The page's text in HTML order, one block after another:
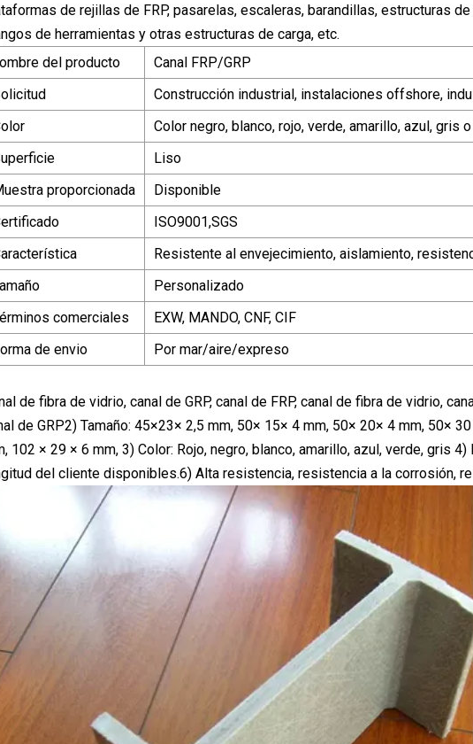
de rejillas de FRP, pasarelas, escaleras, barandillas, estructuras
de herramientas y otras estructuras de carga, etc.
del producto
Canal FRP/GRP
Construcción industrial, instalaciones offshore,
Color negro, blanco, rojo, verde, amarillo, azul, gris
Liso
proporcionada
Disponible
ISO9001,SGS
Resistente al envejecimiento, aislamiento,
Personalizado
comerciales
EXW, MANDO, CNF, CIF
de envio
Por mar/aire/expreso
de fibra de vidrio, canal de GRP, canal de FRP, canal de fibra de vidrio,
de GRP2) Tamaño: 45×23× 2,5 mm, 50× 15× 4 mm, 50× 20× 4 mm, 50×
102 × 29 × 6 mm, 3) Color: Rojo, negro, blanco, amarillo, azul, verde, gris
del cliente disponibles.6) Alta resistencia, resistencia a la corrosión,